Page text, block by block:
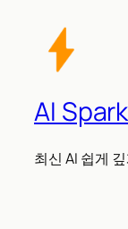
AI
최신 AI 쉽게